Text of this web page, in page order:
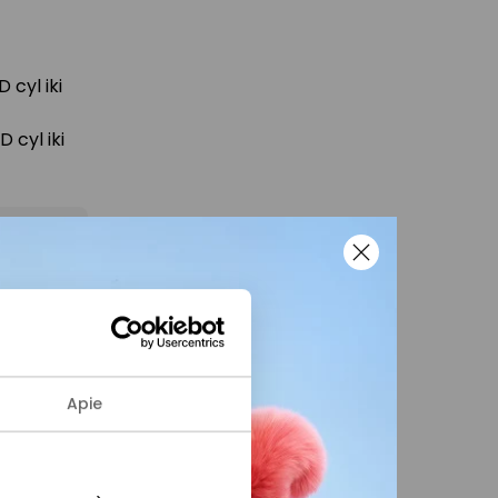
Apie
cyl iki
cyl iki